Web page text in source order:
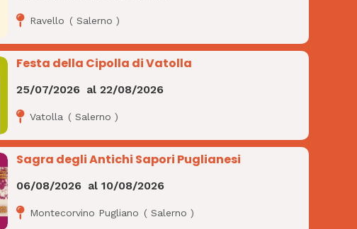
Ravello (Salerno )
Festa della Cipolla di Vatolla
25/07/2026 al22/08/2026
Vatolla (Salerno )
Sagra degli Antichi Sapori Puglianesi
06/08/2026 al10/08/2026
Montecorvino Pugliano (Salerno )